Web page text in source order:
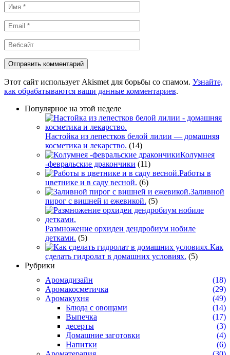
Имя
*
Email
*
Вебсайт
Этот сайт использует Akismet для борьбы со спамом. Узнайте,
как обрабатываются ваши данные комментариев.
Популярное на этой неделе
Настойка из лепестков белой лилии — домашняя
косметика и лекарство. (14)
Колумнея
-февральские дракончики (11)
Работы в
цветнике и в саду весной. (6)
Заливной
пирог с вишней и ежевикой. (5)
Размножение орхидеи дендробиум нобиле
детками. (5)
Как
сделать гидролат в домашних условиях. (5)
Рубрики
Аромадизайн
(18)
Аромакосметичка
(29)
Аромакухня
(49)
Блюда с овощами
(14)
Выпечка
(17)
десерты
(3)
Домашние заготовки
(4)
Напитки
(6)